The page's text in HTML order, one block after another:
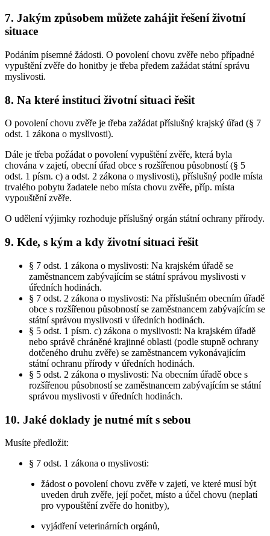
7. Jakým způsobem můžete zahájit řešení životní
situace
Podáním písemné žádosti. O povolení chovu zvěře nebo případné
vypuštění zvěře do honitby je třeba předem zažádat státní správu
myslivosti.
8. Na které instituci životní situaci řešit
O povolení chovu zvěře je třeba zažádat příslušný krajský úřad (§ 7
odst. 1 zákona o myslivosti).
Dále je třeba požádat o povolení vypuštění zvěře, která byla
chována v zajetí, obecní úřad obce s rozšířenou působností (§ 5
odst. 1 písm. c) a odst. 2 zákona o myslivosti), příslušný podle místa
trvalého pobytu žadatele nebo místa chovu zvěře, příp. místa
vypouštění zvěře.
O udělení výjimky rozhoduje příslušný orgán státní ochrany přírody.
9. Kde, s kým a kdy životní situaci řešit
§ 7 odst. 1 zákona o myslivosti: Na krajském úřadě se
zaměstnancem zabývajícím se státní správou myslivosti v
úředních hodinách.
§ 7 odst. 2 zákona o myslivosti: Na příslušném obecním úřadě
obce s rozšířenou působností se zaměstnancem zabývajícím se
státní správou myslivosti v úředních hodinách.
§ 5 odst. 1 písm. c) zákona o myslivosti: Na krajském úřadě
nebo správě chráněné krajinné oblasti (podle stupně ochrany
dotčeného druhu zvěře) se zaměstnancem vykonávajícím
státní ochranu přírody v úředních hodinách.
§ 5 odst. 2 zákona o myslivosti: Na obecním úřadě obce s
rozšířenou působností se zaměstnancem zabývajícím se státní
správou myslivosti v úředních hodinách.
10. Jaké doklady je nutné mít s sebou
Musíte předložit:
§ 7 odst. 1 zákona o myslivosti:
žádost o povolení chovu zvěře v zajetí, ve které musí být
uveden druh zvěře, její počet, místo a účel chovu (neplatí
pro vypouštění zvěře do honitby),
vyjádření veterinárních orgánů,